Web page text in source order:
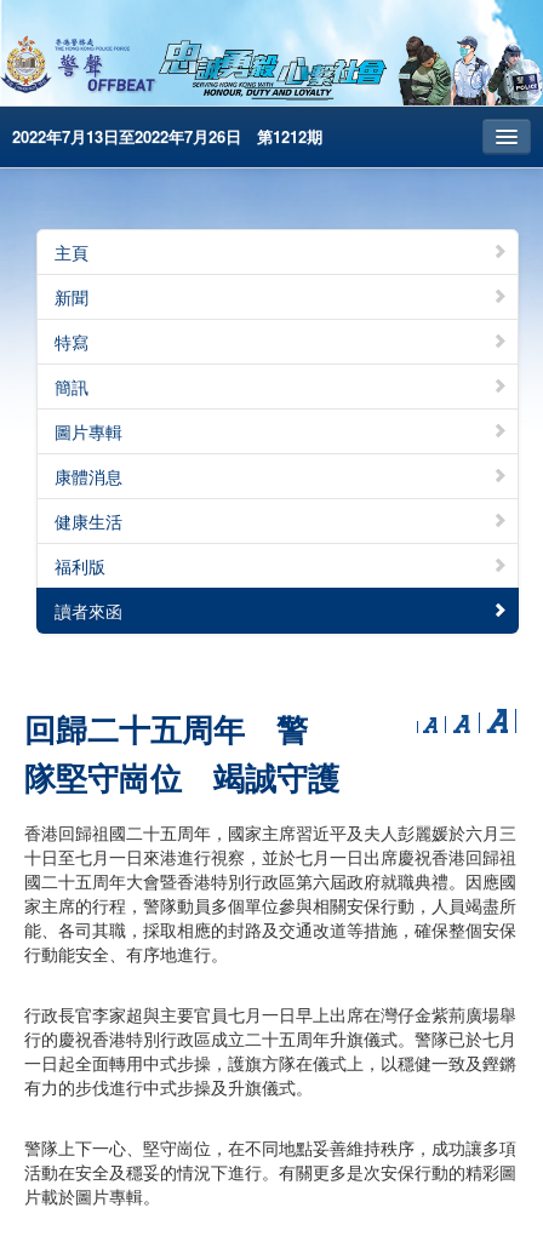
2022年7月13日至2022年7月26日 第1212期
昔日警聲
警務處主頁
简体版
English
電子書版
警聲特刊
主頁
新聞
特寫
簡訊
圖片專輯
康體消息
健康生活
福利版
讀者來函
回歸二十五周年 警
隊堅守崗位 竭誠守護
香港回歸祖國二十五周年，國家主席習近平及夫人彭麗媛於六月三
十日至七月一日來港進行視察，並於七月一日出席慶祝香港回歸祖
國二十五周年大會暨香港特別行政區第六屆政府就職典禮。因應國
家主席的行程，警隊動員多個單位參與相關安保行動，人員竭盡所
能、各司其職，採取相應的封路及交通改道等措施，確保整個安保
行動能安全、有序地進行。
行政長官李家超與主要官員七月一日早上出席在灣仔金紫荊廣場舉
行的慶祝香港特別行政區成立二十五周年升旗儀式。警隊已於七月
一日起全面轉用中式步操，護旗方隊在儀式上，以穩健一致及鏗鏘
有力的步伐進行中式步操及升旗儀式。
警隊上下一心、堅守崗位，在不同地點妥善維持秩序，成功讓多項
活動在安全及穩妥的情況下進行。有關更多是次安保行動的精彩圖
片載於圖片專輯。